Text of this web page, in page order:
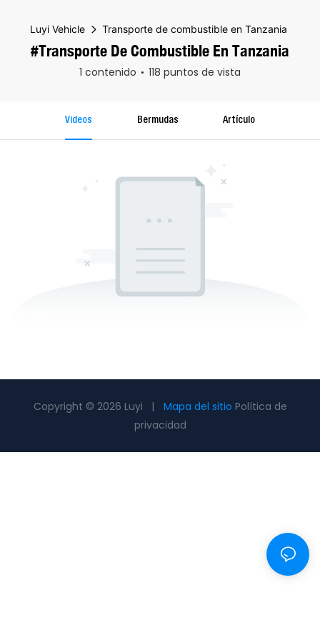
Luyi Vehicle Transporte de combustible en Tanzania
#Transporte De Combustible En Tanzania
1 contenido 118 puntos de vista
Videos Bermudas Artículo
Copyright © 2026 Luyi | Mapa del sitio Política de
privacidad